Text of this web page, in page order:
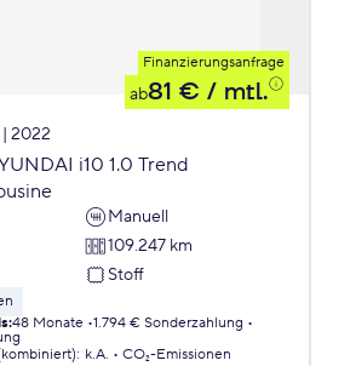
Finanzierungsanfrage
ab81 € / mtl.
2022
i10 1.0 Trend
Manuell
109.247 km
Stoff
:48 Monate 1.794 € Sonderzahlung
: k.A.
CO₂-Emissionen